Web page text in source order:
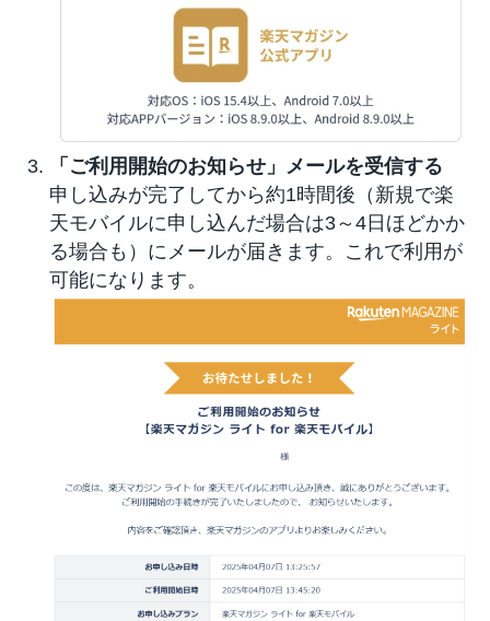
「ご利用開始のお知らせ」メールを受信する
申し込みが完了してから約1時間後（新規で楽
天モバイルに申し込んだ場合は3～4日ほどかか
る場合も）にメールが届きます。これで利用が
可能になります。